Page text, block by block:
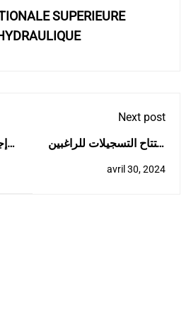
SUPERIEURE
Next post
افتتاح التسجيلات للراغبين
الوطنية العليا للري
avril 30, 2024